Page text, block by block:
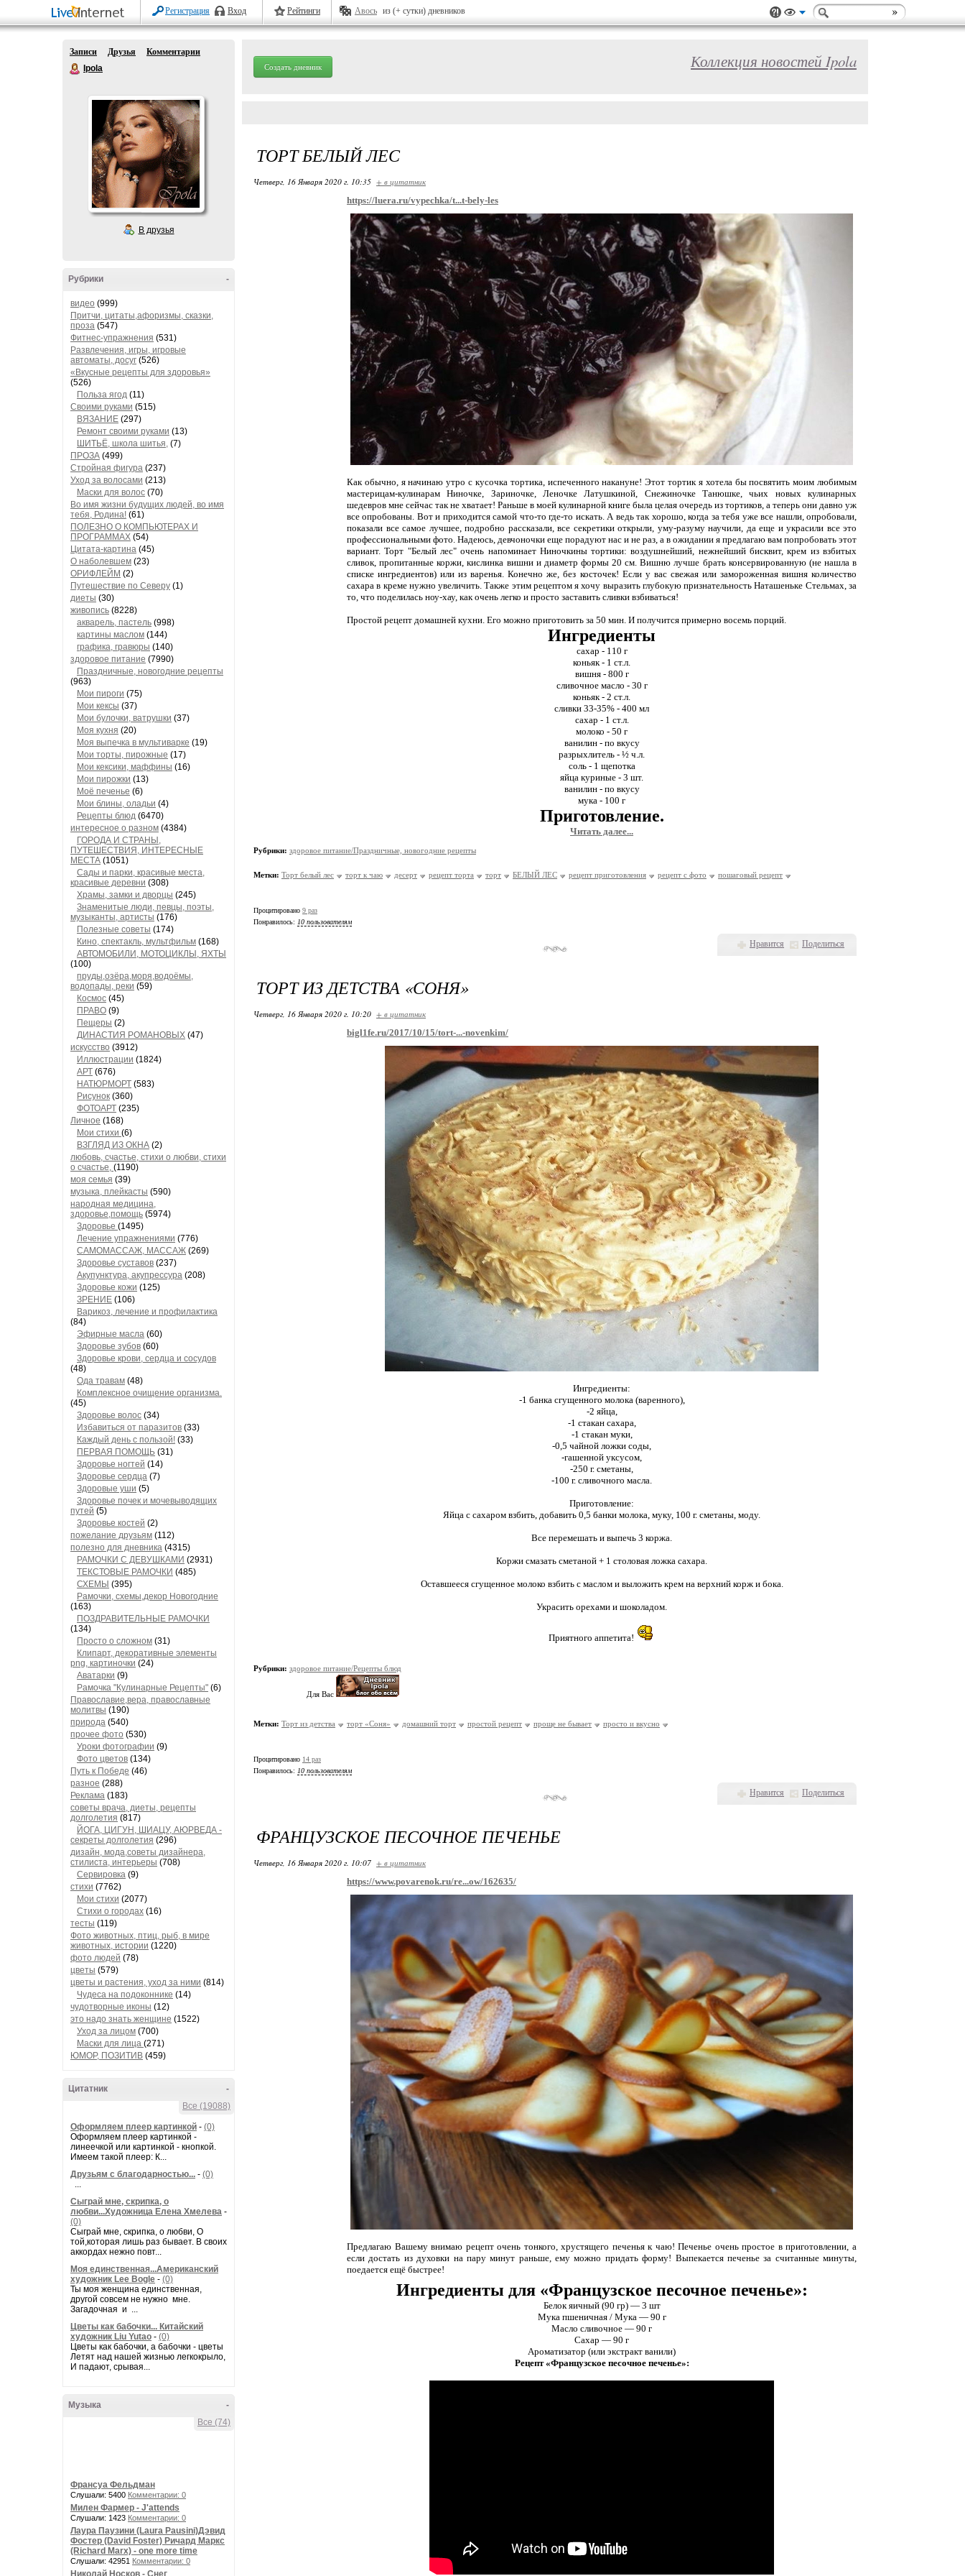
Регистрация Вход Рейтинги Авось из (+ сутки) дневников
Записи Друзья
Комментарии
Ipola
В друзья
-
Рубрики
видео (999)
Притчи, цитаты,афоризмы, сказки,
проза (547)
Фитнес-упражнения (531)
Развлечения, игры, игровые
автоматы, досуг (526)
«Вкусные рецепты для здоровья»
(526)
Польза ягод (11)
Своими руками (515)
ВЯЗАНИЕ (297)
Ремонт своими руками (13)
ШИТЬЁ, школа шитья, (7)
ПРОЗА (499)
Стройная фигура (237)
Уход за волосами (213)
Маски для волос (70)
Во имя жизни будущих людей, во имя
тебя, Родина! (61)
ПОЛЕЗНО О КОМПЬЮТЕРАХ И
ПРОГРАММАХ (54)
Цитата-картина (45)
О наболевшем (23)
ОРИФЛЕЙМ (2)
Путешествие по Северу (1)
диеты (30)
живопись (8228)
акварель, пастель (998)
картины маслом (144)
графика, гравюры (140)
здоровое питание (7990)
Праздничные, новогодние рецепты
(963)
Мои пироги (75)
Мои кексы (37)
Мои булочки, ватрушки (37)
Моя кухня (20)
Моя выпечка в мультиварке (19)
Мои торты, пирожные (17)
Мои кексики, маффины (16)
Мои пирожки (13)
Моё печенье (6)
Мои блины, оладьи (4)
Рецепты блюд (6470)
интересное о разном (4384)
ГОРОДА И СТРАНЫ,
ПУТЕШЕСТВИЯ, ИНТЕРЕСНЫЕ
МЕСТА (1051)
Сады и парки, красивые места,
красивые деревни (308)
Храмы, замки и дворцы (245)
Знаменитые люди, певцы, поэты,
музыканты, артисты (176)
Полезные советы (174)
Кино, спектакль, мультфильм (168)
АВТОМОБИЛИ, МОТОЦИКЛЫ, ЯХТЫ
(100)
пруды,озёра,моря,водоёмы,
водопады, реки (59)
Космос (45)
ПРАВО (9)
Пещеры (2)
ДИНАСТИЯ РОМАНОВЫХ (47)
искусство (3912)
Иллюстрации (1824)
АРТ (676)
НАТЮРМОРТ (583)
Рисунок (360)
ФОТОАРТ (235)
Личное (168)
Мои стихи (6)
ВЗГЛЯД ИЗ ОКНА (2)
любовь, счастье, стихи о любви, стихи
о счастье, (1190)
моя семья (39)
музыка, плейкасты (590)
народная медицина,
здоровье,помощь (5974)
Здоровье (1495)
Лечение упражнениями (776)
САМОМАССАЖ, МАССАЖ (269)
Здоровье суставов (237)
Акупунктура, акупрессура (208)
Здоровье кожи (125)
ЗРЕНИЕ (106)
Варикоз, лечение и профилактика
(84)
Эфирные масла (60)
Здоровье зубов (60)
Здоровье крови, сердца и сосудов
(48)
Ода травам (48)
Комплексное очищение организма.
(45)
Здоровье волос (34)
Избавиться от паразитов (33)
Каждый день с пользой! (33)
ПЕРВАЯ ПОМОЩЬ (31)
Здоровье ногтей (14)
Здоровье сердца (7)
Здоровые уши (5)
Здоровье почек и мочевыводящих
путей (5)
Здоровье костей (2)
пожелание друзьям (112)
полезно для дневника (4315)
РАМОЧКИ С ДЕВУШКАМИ (2931)
ТЕКСТОВЫЕ РАМОЧКИ (485)
СХЕМЫ (395)
Рамочки, схемы,декор Новогодние
(163)
ПОЗДРАВИТЕЛЬНЫЕ РАМОЧКИ
(134)
Просто о сложном (31)
Клипарт, декоративные элементы
png, картиночки (24)
Аватарки (9)
Рамочка "Кулинарные Рецепты" (6)
Православие,вера, православные
молитвы (190)
природа (540)
прочее фото (530)
Уроки фотографии (9)
Фото цветов (134)
Путь к Победе (46)
разное (288)
Реклама (183)
советы врача, диеты, рецепты
долголетия (817)
ЙОГА, ЦИГУН, ШИАЦУ, АЮРВЕДА -
секреты долголетия (296)
дизайн, мода,советы дизайнера,
стилиста, интерьеры (708)
Сервировка (9)
стихи (7762)
Мои стихи (2077)
Стихи о городах (16)
тесты (119)
Фото животных, птиц, рыб, в мире
животных, истории (1220)
фото людей (78)
цветы (579)
цветы и растения, уход за ними (814)
Чудеса на подоконнике (14)
чудотворные иконы (12)
это надо знать женщине (1522)
Уход за лицом (700)
Маски для лица (271)
ЮМОР, ПОЗИТИВ (459)
-
Цитатник
Все (19088)
Оформляем плеер картинкой - (0)
Оформляем плеер картинкой -
линеечкой или картинкой - кнопкой.
Имеем такой плеер: К...
Друзьям с благодарностью... - (0)
...
Сыграй мне, скрипка, о
любви...Художница Елена Хмелева -
(0)
Сыграй мне, скрипка, о любви, О
той,которая лишь раз бывает. В своих
аккордах нежно повт...
Моя единственная...Американский
художник Lee Bogle - (0)
Ты моя женщина единственная,
другой совсем не нужно мне.
Загадочная и ...
Цветы как бабочки... Китайский
художник Liu Yutao - (0)
Цветы как бабочки, а бабочки - цветы
Летят над нашей жизнью легкокрыло,
И падают, срывая...
-
Музыка
Все (74)
Франсуа Фельдман
Слушали: 5400 Комментарии: 0
Милен Фармер - J'attends
Слушали: 1423 Комментарии: 0
Лаура Паузини (Laura Pausini)Дэвид
Фостер (David Foster) Ричард Маркс
(Richard Marx) - one more time
Слушали: 42951 Комментарии: 0
Николай Носков - Снег
Создать дневник Коллекция новостей Ipola
Нравится Поделиться
ТОРТ БЕЛЫЙ ЛЕС
Четверг, 16 Января 2020 г. 10:35 + в цитатник
https://luera.ru/vypechka/t...t-bely-les
Как обычно, я начинаю утро с кусочка тортика, испеченного накануне! Этот тортик я хотела бы посвятить моим любимым
мастерицам-кулинарам Ниночке, Зариночке, Леночке Латушкиной, Снежиночке Танюшке, чьих новых кулинарных
шедевров мне сейчас так не хватает! Раньше в моей кулинарной книге была целая очередь из тортиков, а теперь они давно уж
все опробованы. Вот и приходится самой что-то где-то искать. А ведь так хорошо, когда за тебя уже все нашли, опробовали,
показали все самое лучшее, подробно рассказали, все секретики открыли, уму-разуму научили, да еще и украсили все это
профессиональными фото. Надеюсь, девчоночки еще порадуют нас и не раз, а в ожидании я предлагаю вам попробовать этот
вариант. Торт "Белый лес" очень напоминает Ниночкины тортики: воздушнейший, нежнейший бисквит, крем из взбитых
сливок, пропитанные коржи, кислинка вишни и диаметр формы 20 см. Вишню лучше брать консервированную (не нашла в
списке ингредиентов) или из варенья. Конечно же, без косточек! Если у вас свежая или замороженная вишня количество
сахара в креме нужно увеличить. Также этим рецептом я хочу выразить глубокую признательность Наташеньке Стельмах, за
то, что поделилась ноу-хау, как очень легко и просто заставить сливки взбиваться!
Простой рецепт домашней кухни. Его можно приготовить за 50 мин. И получится примерно восемь порций.
Ингредиенты
сахар - 110 г
коньяк - 1 ст.л.
вишня - 800 г
сливочное масло - 30 г
коньяк - 2 ст.л.
сливки 33-35% - 400 мл
сахар - 1 ст.л.
молоко - 50 г
ванилин - по вкусу
разрыхлитель - ½ ч.л.
соль - 1 щепотка
яйца куриные - 3 шт.
ванилин - по вкусу
мука - 100 г
Приготовление.
Читать далее...
Рубрики: здоровое питание/Праздничные, новогодние рецепты
Метки: Торт белый лес торт к чаю десерт рецепт торта торт БЕЛЫЙ ЛЕС рецепт приготовления рецепт с фото пошаговый рецепт
Процитировано 9 раз
Понравилось: 10 пользователям
Нравится Поделиться
ТОРТ ИЗ ДЕТСТВА «СОНЯ»
Четверг, 16 Января 2020 г. 10:20 + в цитатник
bigl1fe.ru/2017/10/15/tort-...-novenkim/
Ингредиенты:
-1 банка сгущенного молока (варенного),
-2 яйца,
-1 стакан сахара,
-1 стакан муки,
-0,5 чайной ложки соды,
-гашенной уксусом,
-250 г. сметаны,
-100 г. сливочного масла.
Приготовление:
Яйца с сахаром взбить, добавить 0,5 банки молока, муку, 100 г. сметаны, моду.
Все перемешать и выпечь 3 коржа.
Коржи смазать сметаной + 1 столовая ложка сахара.
Оставшееся сгущенное молоко взбить с маслом и выложить крем на верхний корж и бока.
Украсить орехами и шоколадом.
Приятного аппетита!
Рубрики: здоровое питание/Рецепты блюд
Для Вас
Метки: Торт из детства торт «Соня» домашний торт простой рецепт проще не бывает просто и вкусно
Процитировано 14 раз
Понравилось: 10 пользователям
ФРАНЦУЗСКОЕ ПЕСОЧНОЕ ПЕЧЕНЬЕ
Четверг, 16 Января 2020 г. 10:07 + в цитатник
https://www.povarenok.ru/re...ow/162635/
Предлагаю Вашему внимаю рецепт очень тонкого, хрустящего печенья к чаю! Печенье очень простое в приготовлении, а
если достать из духовки на пару минут раньше, ему можно придать форму! Выпекается печенье за считанные минуты,
поедается ещё быстрее!
Ингредиенты для «Французское песочное печенье»:
Белок яичный (90 гр) — 3 шт
Мука пшеничная / Мука — 90 г
Масло сливочное — 90 г
Сахар — 90 г
Ароматизатор (или экстракт ванили)
Рецепт «Французское песочное печенье»: